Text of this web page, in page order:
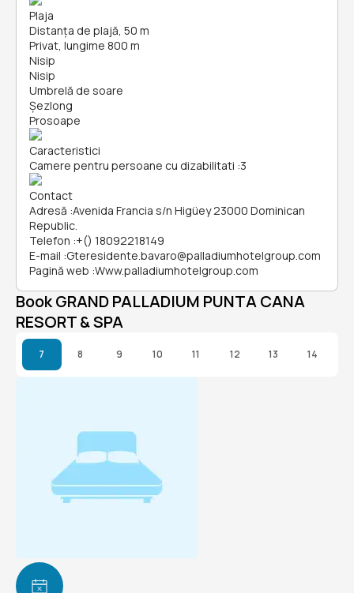
Plaja
Distanța de plajă, 50 m
Privat, lungime 800 m
Nisip
Nisip
Umbrelă de soare
Șezlong
Prosoape
Caracteristici
Camere pentru persoane cu dizabilitati :3
Contact
Adresă :Avenida Francia s/n Higüey 23000 Dominican
Republic.
Telefon :+() 18092218149
E-mail :Gteresidente.bavaro@palladiumhotelgroup.com
Pagină web :Www.palladiumhotelgroup.com
Book GRAND PALLADIUM PUNTA CANA
RESORT & SPA
7 8 9 10 11 12 13 14